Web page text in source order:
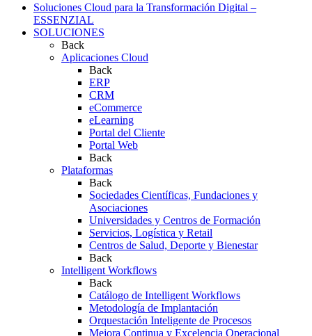
Soluciones Cloud para la Transformación Digital –
ESSENZIAL
SOLUCIONES
Back
Aplicaciones Cloud
Back
ERP
CRM
eCommerce
eLearning
Portal del Cliente
Portal Web
Back
Plataformas
Back
Sociedades Científicas, Fundaciones y
Asociaciones
Universidades y Centros de Formación
Servicios, Logística y Retail
Centros de Salud, Deporte y Bienestar
Back
Intelligent Workflows
Back
Catálogo de Intelligent Workflows
Metodología de Implantación
Orquestación Inteligente de Procesos
Mejora Continua y Excelencia Operacional